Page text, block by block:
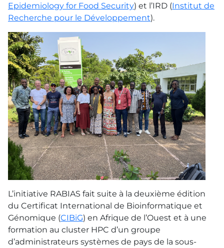
Epidemiology for Food Security) et l’IRD (Institut de
Recherche pour le Développement).
L’initiative RABIAS fait suite à la deuxième édition
du Certificat International de Bioinformatique et
Génomique (CIBiG) en Afrique de l’Ouest et à une
formation au cluster HPC d’un groupe
d’administrateurs systèmes de pays de la sous-